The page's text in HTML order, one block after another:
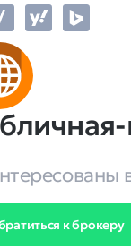
к брокеру